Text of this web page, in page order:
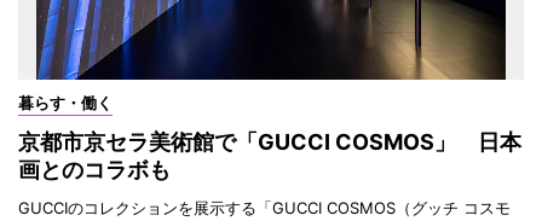
暮らす・働く
京都市京セラ美術館で「GUCCI COSMOS」 日本
画とのコラボも
GUCCIのコレクションを展示する「GUCCI COSMOS（グッチ コスモ